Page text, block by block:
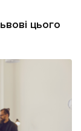
цього